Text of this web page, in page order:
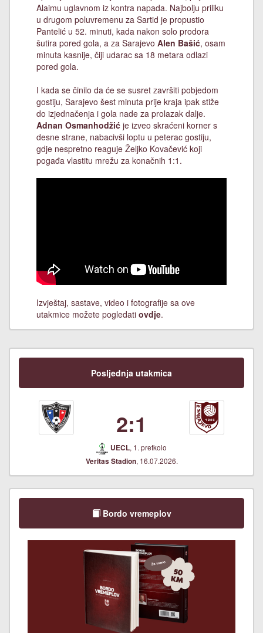
Alaimu uglavnom iz kontra napada. Najbolju priliku
u drugom poluvremenu za Sartid je propustio
Pantelić u 52. minuti, kada nakon solo prodora
šutira pored gola, a za Sarajevo Alen Bašić, osam
minuta kasnije, čiji udarac sa 18 metara odlazi
pored gola.
I kada se činilo da će se susret završiti pobjedom
gostiju, Sarajevo šest minuta prije kraja ipak stiže
do izjednačenja i gola nade za prolazak dalje.
Adnan Osmanhodžić je izveo skraćeni korner s
desne strane, nabacivši loptu u peterac gostiju,
gdje nespretno reaguje Željko Kovačević koji
pogađa vlastitu mrežu za konačnih 1:1.
Izvještaj, sastave, video i fotografije sa ove
utakmice možete pogledati ovdje.
Posljednja utakmica
2:1
UECL, 1. pretkolo
Veritas Stadion, 16.07.2026.
Bordo vremeplov